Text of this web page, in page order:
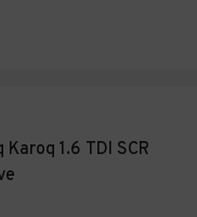
Karoq 1.6 TDI SCR